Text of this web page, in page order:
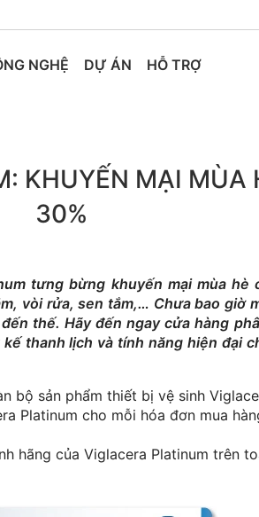
NGHỆ DỰ ÁN HỖ TRỢ
KHUYẾN MẠI MÙA
30%
tưng bừng khuyến mại mùa hè
vòi rửa, sen tắm,… Chưa bao giờ
thế. Hãy đến ngay cửa hàng
thanh lịch và tính năng hiện đại
bộ sản phẩm thiết bị vệ sinh
Platinum cho mỗi hóa đơn mua
hãng của Viglacera Platinum trên